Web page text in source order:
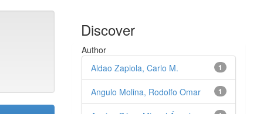
Discover
Author
1
Aldao Zapiola, Carlo M.
1
Angulo Molina, Rodolfo Omar